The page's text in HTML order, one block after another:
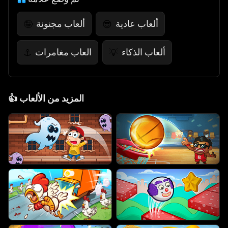
🤪 ألعاب مجنونة 😎 ألعاب عادية
⚓ العاب مغامرات 💡 ألعاب الذكاء
👍 المزيد من الألعاب